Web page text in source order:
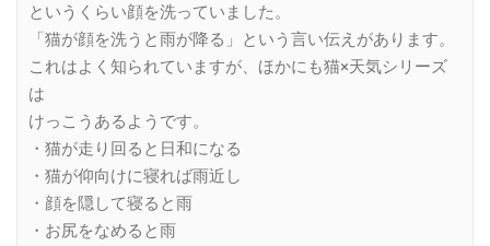
というくらい顔を洗っていました。
「猫が顔を洗うと雨が降る」という言い伝えがあります。
これはよく知られていますが、ほかにも猫×天気シリーズ
は
けっこうあるようです。
・猫が走り回ると日和になる
・猫が仰向けに寝れば雨近し
・顔を隠して寝ると雨
・お尻をなめると雨